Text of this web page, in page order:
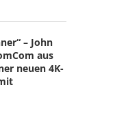
– John
aus
neuen 4K-